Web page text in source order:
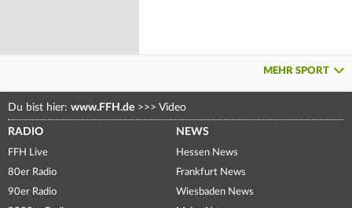
MEHR SPORT
Du bist hier: www.FFH.de >>> Video
RADIO
FFH Live
80er Radio
90er Radio
NEWS
Hessen News
Frankfurt News
Wiesbaden News